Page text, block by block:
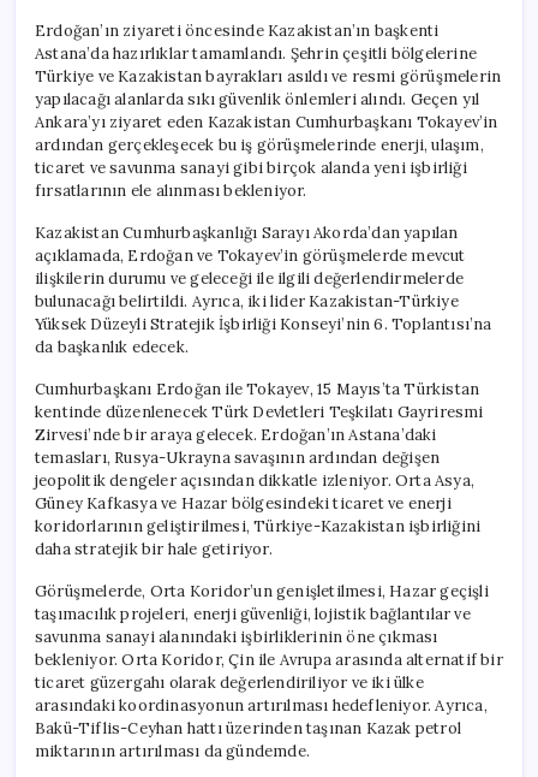
Erdoğan’ın ziyareti öncesinde Kazakistan’ın başkenti
Astana’da hazırlıklar tamamlandı. Şehrin çeşitli bölgelerine
Türkiye ve Kazakistan bayrakları asıldı ve resmi görüşmelerin
yapılacağı alanlarda sıkı güvenlik önlemleri alındı. Geçen yıl
Ankara’yı ziyaret eden Kazakistan Cumhurbaşkanı Tokayev’in
ardından gerçekleşecek bu iş görüşmelerinde enerji, ulaşım,
ticaret ve savunma sanayi gibi birçok alanda yeni işbirliği
fırsatlarının ele alınması bekleniyor.
Kazakistan Cumhurbaşkanlığı Sarayı Akorda’dan yapılan
açıklamada, Erdoğan ve Tokayev’in görüşmelerde mevcut
ilişkilerin durumu ve geleceği ile ilgili değerlendirmelerde
bulunacağı belirtildi. Ayrıca, iki lider Kazakistan-Türkiye
Yüksek Düzeyli Stratejik İşbirliği Konseyi’nin 6. Toplantısı’na
da başkanlık edecek.
Cumhurbaşkanı Erdoğan ile Tokayev, 15 Mayıs’ta Türkistan
kentinde düzenlenecek Türk Devletleri Teşkilatı Gayriresmi
Zirvesi’nde bir araya gelecek. Erdoğan’ın Astana’daki
temasları, Rusya-Ukrayna savaşının ardından değişen
jeopolitik dengeler açısından dikkatle izleniyor. Orta Asya,
Güney Kafkasya ve Hazar bölgesindeki ticaret ve enerji
koridorlarının geliştirilmesi, Türkiye-Kazakistan işbirliğini
daha stratejik bir hale getiriyor.
Görüşmelerde, Orta Koridor’un genişletilmesi, Hazar geçişli
taşımacılık projeleri, enerji güvenliği, lojistik bağlantılar ve
savunma sanayi alanındaki işbirliklerinin öne çıkması
bekleniyor. Orta Koridor, Çin ile Avrupa arasında alternatif bir
ticaret güzergahı olarak değerlendiriliyor ve iki ülke
arasındaki koordinasyonun artırılması hedefleniyor. Ayrıca,
Bakü-Tiflis-Ceyhan hattı üzerinden taşınan Kazak petrol
miktarının artırılması da gündemde.